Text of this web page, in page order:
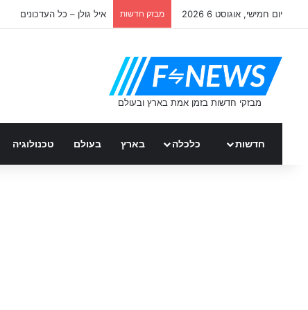
יום חמישי, אוגוסט 6 2026 מבזק חדשות איל גולן – כל העדכונים
חדשות כלכלה בארץ בעולם טכנולוגיה